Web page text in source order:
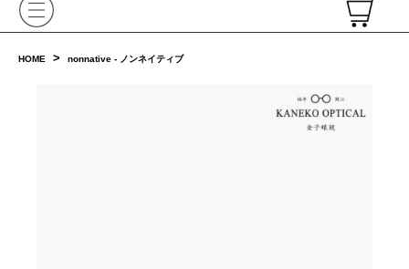
HOME > nonnative - ノンネイティブ